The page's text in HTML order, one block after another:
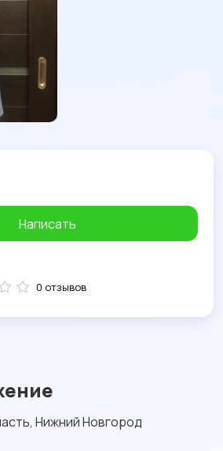
Нижний Новгород
Написать
0 отзывов